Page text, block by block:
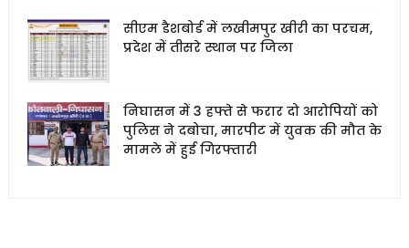
सीएम डैशबोर्ड में लखीमपुर खीरी का परचम,
प्रदेश में तीसरे स्थान पर जिला
निघासन में 3 हफ्ते से फरार दो आरोपियों को
पुलिस ने दबोचा, मारपीट में युवक की मौत के
मामले में हुई गिरफ्तारी